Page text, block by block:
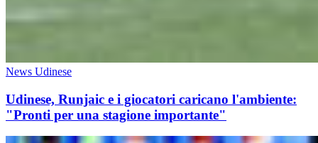
News Udinese
Udinese, Runjaic e i giocatori caricano l'ambiente:
"Pronti per una stagione importante"